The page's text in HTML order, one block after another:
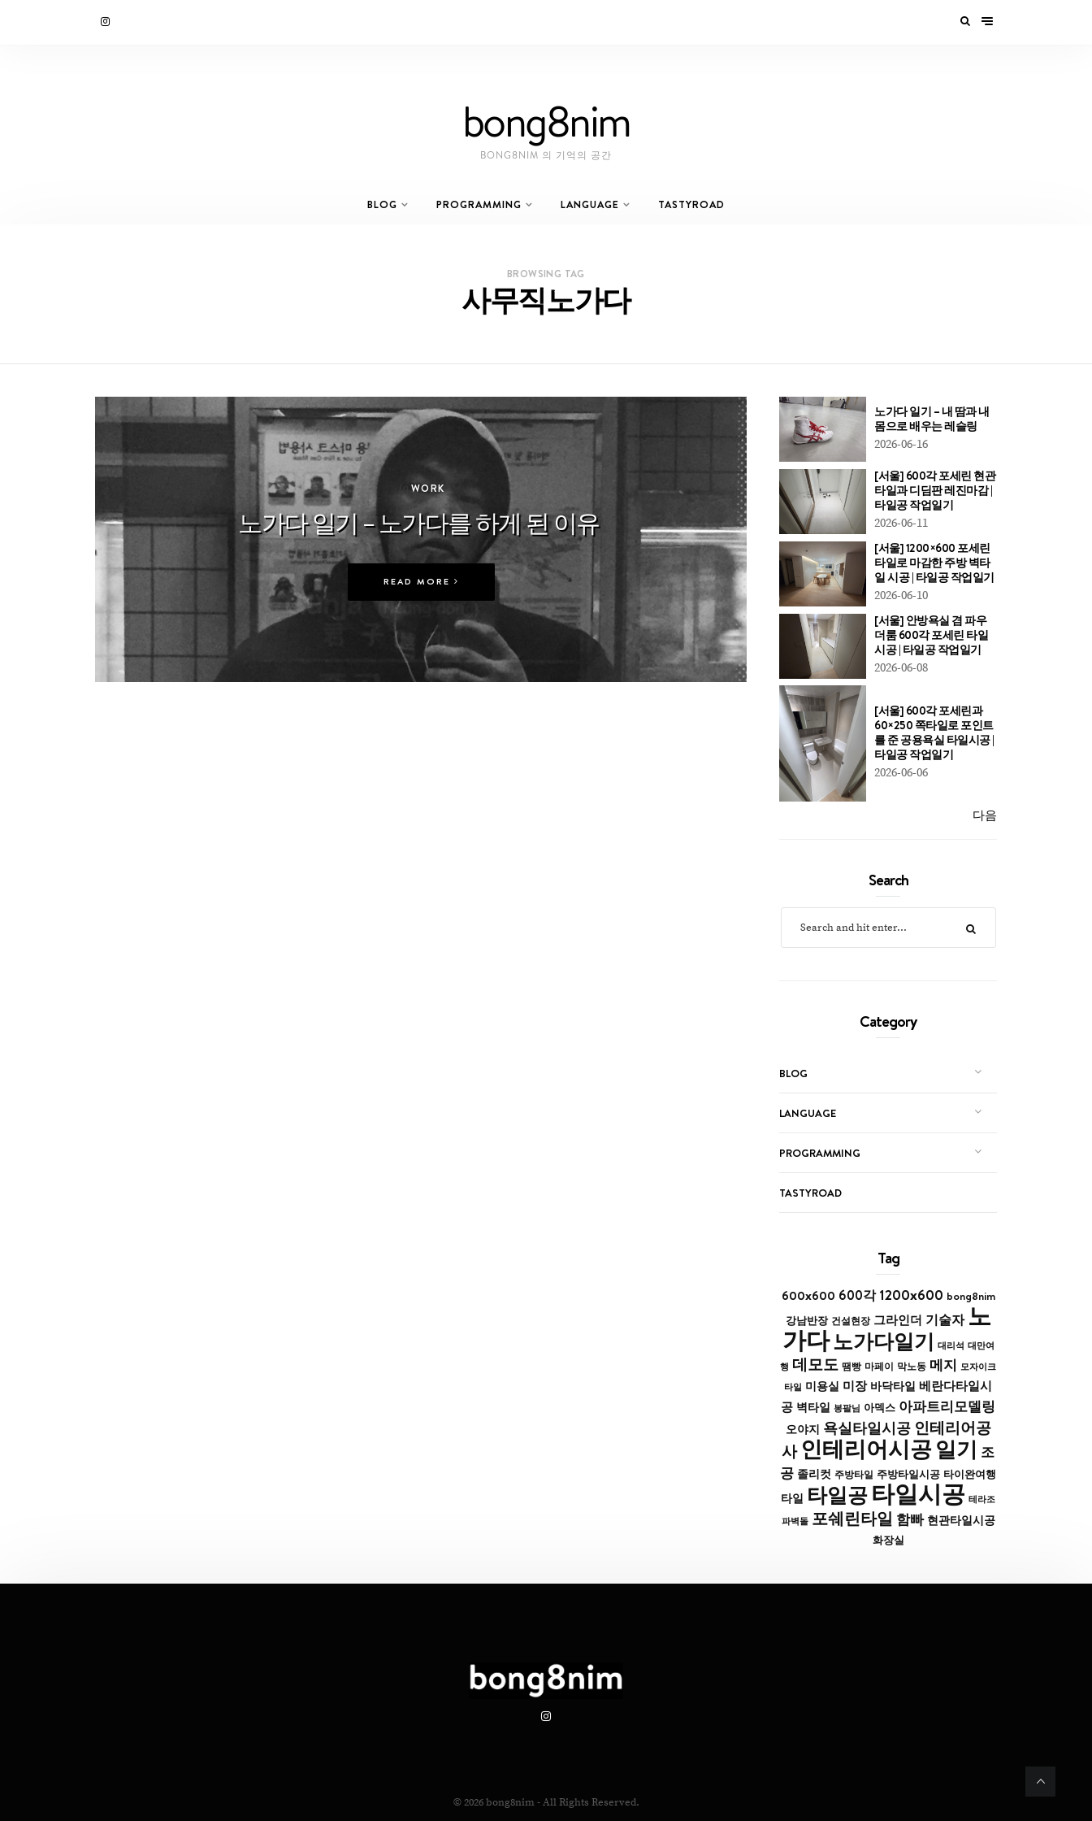
bong8nim
BONG8NIM 의 기억의 공간
BLOG PROGRAMMING LANGUAGE TASTYROAD
BROWSING TAG
사무직노가다
In WORK
노가다 일기 – 노가다를 하게 된 이유
READ MORE
노가다 일기 – 내 땀과 내
몸으로 배우는 레슬링
2026-06-16
[서울] 600각 포세린 현관
타일과 디딤판 레진마감 |
타일공 작업일기
2026-06-11
[서울] 1200×600 포세린
타일로 마감한 주방 벽타
일 시공 | 타일공 작업일기
2026-06-10
[서울] 안방욕실 겸 파우
더룸 600각 포세린 타일
시공 | 타일공 작업일기
2026-06-08
[서울] 600각 포세린과
60×250 쪽타일로 포인트
를 준 공용욕실 타일시공 |
타일공 작업일기
2026-06-06
다음
Search
Category
BLOG
LANGUAGE
PROGRAMMING
TASTYROAD
Tag
600x600 600각 1200x600 bong8nim
강남반장 건설현장 그라인더 기술자 노
가다노가다일기 대리석 대만여
행 데모도 땜빵 마페이 막노동 메지 모자이크
타일 미용실 미장 바닥타일 베란다타일시
공 벽타일 봉팔님 아덱스 아파트리모델링
오야지 욕실타일시공 인테리어공
사 인테리어시공 일기 조
공 졸리컷 주방타일 주방타일시공 타이완여행
타일 타일공타일시공 테라조
파벽돌 포쉐린타일 함빠 현관타일시공
화장실
© 2026bong8nim - All Rights Reserved.